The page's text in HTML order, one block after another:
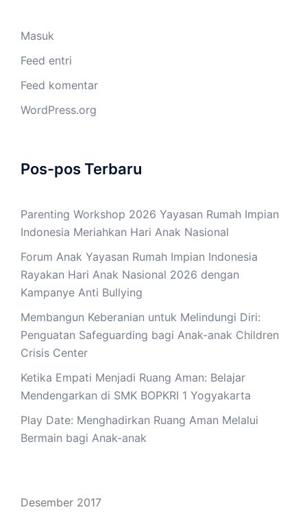
Masuk
Feed entri
Feed komentar
WordPress.org
Pos-pos Terbaru
Parenting Workshop 2026 Yayasan Rumah Impian
Indonesia Meriahkan Hari Anak Nasional
Forum Anak Yayasan Rumah Impian Indonesia
Rayakan Hari Anak Nasional 2026 dengan
Kampanye Anti Bullying
Membangun Keberanian untuk Melindungi Diri:
Penguatan Safeguarding bagi Anak-anak Children
Crisis Center
Ketika Empati Menjadi Ruang Aman: Belajar
Mendengarkan di SMK BOPKRI 1 Yogyakarta
Play Date: Menghadirkan Ruang Aman Melalui
Bermain bagi Anak-anak
Desember 2017